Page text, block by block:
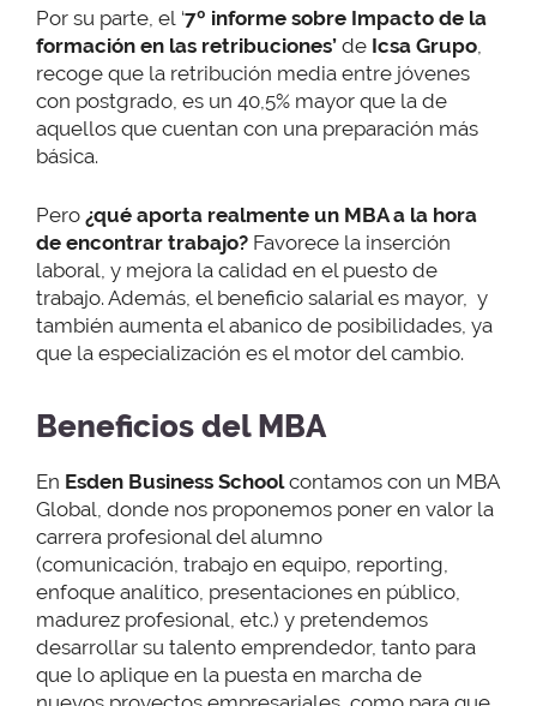
Por su parte, el ‘7º informe sobre Impacto de la
formación en las retribuciones’ de Icsa Grupo,
recoge que la retribución media entre jóvenes
con postgrado, es un 40,5% mayor que la de
aquellos que cuentan con una preparación más
básica.
Pero ¿qué aporta realmente un MBA a la hora
de encontrar trabajo? Favorece la inserción
laboral, y mejora la calidad en el puesto de
trabajo. Además, el beneficio salarial es mayor, y
también aumenta el abanico de posibilidades, ya
que la especialización es el motor del cambio.
Beneficios del MBA
En Esden Business Schoolcontamos con un MBA
Global, donde nos proponemos poner en valor la
carrera profesional del alumno
(comunicación, trabajo en equipo, reporting,
enfoque analítico, presentaciones en público,
madurez profesional, etc.) y pretendemos
desarrollar su talento emprendedor, tanto para
que lo aplique en la puesta en marcha de